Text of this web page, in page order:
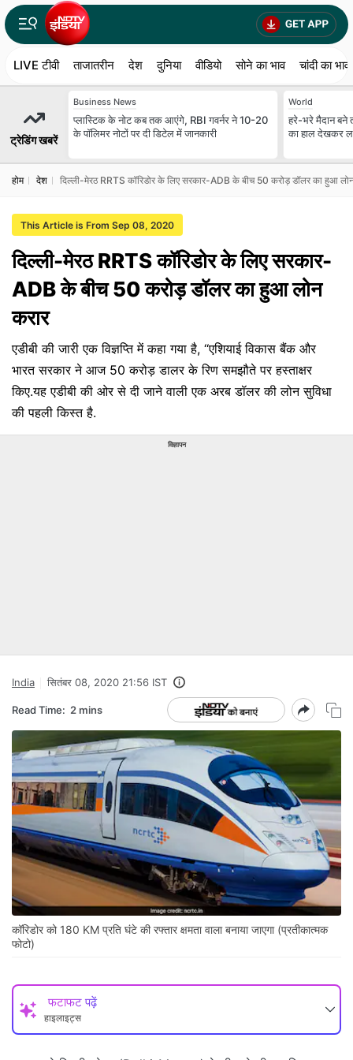
LIVE टीवी ताजातरीन देश दुनिया वीडियो सोने का भाव चांदी का भाव
ट्रेडिंग खबरें
Business News
प्‍लास्टिक के नोट कब तक आएंगे, RBI गवर्नर ने 10-20
के पॉलिमर नोटों पर दी डिटेल में जानकारी
World
हरे-भरे मैदान बने
का हाल देखकर
होम देश दिल्ली-मेरठ RRTS कॉरिडोर के लिए सरकार-ADB के बीच 50 करोड़ डॉलर का हुआ
This Article is From Sep 08, 2020
दिल्ली-मेरठ RRTS कॉरिडोर के लिए सरकार-
ADB के बीच 50 करोड़ डॉलर का हुआ लोन
करार
एडीबी की जारी एक विज्ञप्ति में कहा गया है, ‘‘एशियाई विकास बैंक और
भारत सरकार ने आज 50 करोड़ डालर के रिण समझौते पर हस्ताक्षर
किए.यह एडीबी की ओर से दी जाने वाली एक अरब डॉलर की लोन सुविधा
की पहली किस्त है.
विज्ञापन
India सितंबर 08, 2020 21:56 IST
Read Time: 2 mins
कॉरिडोर को 180 KM प्रति घंटे की रफ्तार क्षमता वाला बनाया जाएगा (प्रतीकात्‍मक
फोटो)
फटाफट पढ़ें
हाइलाइट्स